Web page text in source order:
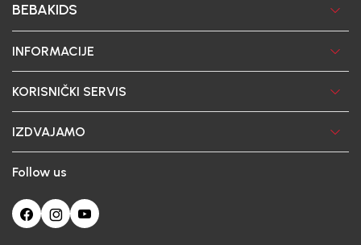
BEBAKIDS
INFORMACIJE
KORISNIČKI SERVIS
IZDVAJAMO
Follow us